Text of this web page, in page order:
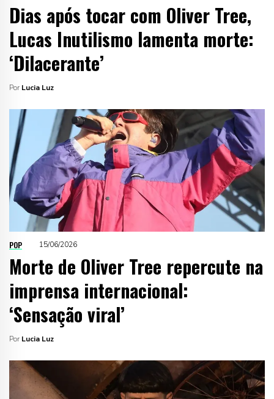
Dias após tocar com Oliver Tree,
Lucas Inutilismo lamenta morte:
‘Dilacerante’
Por Lucia Luz
POP 15/06/2026
Morte de Oliver Tree repercute na
imprensa internacional:
‘Sensação viral’
Por Lucia Luz